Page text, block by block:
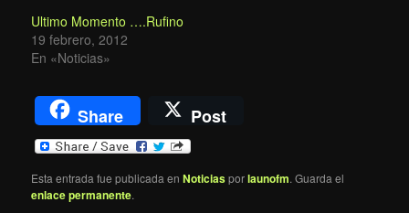
Ultimo Momento ….Rufino
19 febrero, 2012
En «Noticias»
Share Post
Esta entrada fue publicada enNoticiasporlaunofm. Guarda el
enlace permanente.